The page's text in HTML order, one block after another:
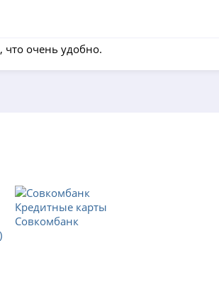
очень удобно.
Кредитные карты
Совкомбанк